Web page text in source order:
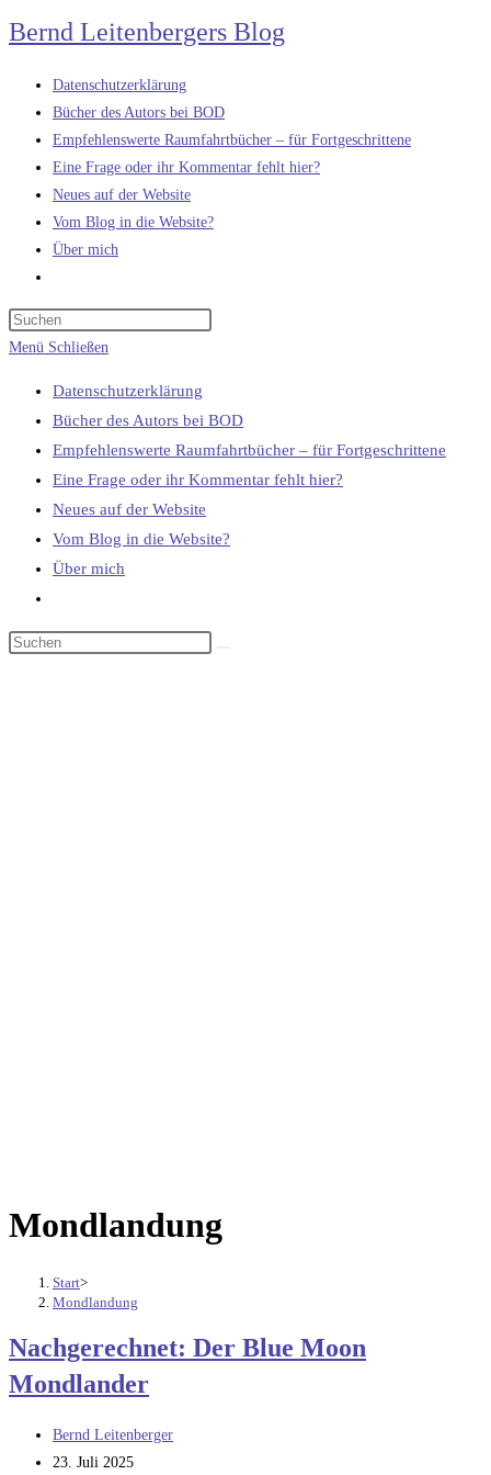
Zum
Inhalt
springen
Bernd Leitenbergers Blog
Datenschutzerklärung
Bücher des Autors bei BOD
Empfehlenswerte Raumfahrtbücher – für Fortgeschrittene
Eine Frage oder ihr Kommentar fehlt hier?
Neues auf der Website
Vom Blog in die Website?
Über mich
umschalten
Menü Schließen
Datenschutzerklärung
Bücher des Autors bei BOD
Empfehlenswerte Raumfahrtbücher – für Fortgeschrittene
Eine Frage oder ihr Kommentar fehlt hier?
Neues auf der Website
Vom Blog in die Website?
Über mich
umschalten
Mondlandung
Start>
Mondlandung
Nachgerechnet: Der Blue Moon
Mondlander
Beitrags-
Autor:
Bernd Leitenberger
Beitrag
23. Juli 2025